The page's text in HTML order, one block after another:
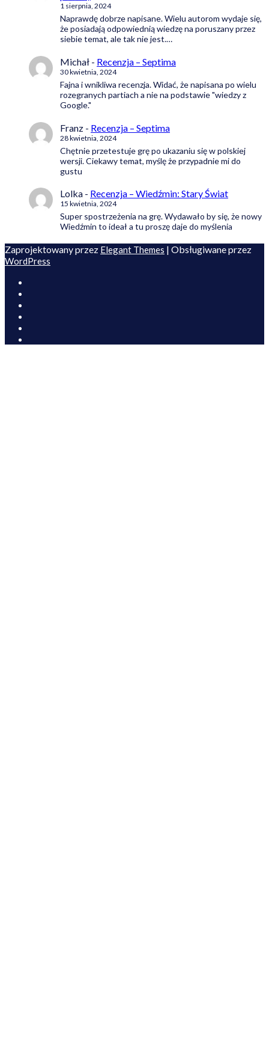
1 sierpnia, 2024
Naprawdę dobrze napisane. Wielu autorom wydaje się,
że posiadają odpowiednią wiedzę na poruszany przez
siebie temat, ale tak nie jest.…
Michał - Recenzja – Septima
30 kwietnia, 2024
Fajna i wnikliwa recenzja. Widać, że napisana po wielu
rozegranych partiach a nie na podstawie "wiedzy z
Google."
Franz - Recenzja – Septima
28 kwietnia, 2024
Chętnie przetestuje grę po ukazaniu się w polskiej
wersji. Ciekawy temat, myślę że przypadnie mi do
gustu
Lolka - Recenzja – Wiedźmin: Stary Świat
15 kwietnia, 2024
Super spostrzeżenia na grę. Wydawało by się, że nowy
Wiedźmin to ideał a tu proszę daje do myślenia
Zaprojektowany przez Elegant Themes | Obsługiwane przez
WordPress